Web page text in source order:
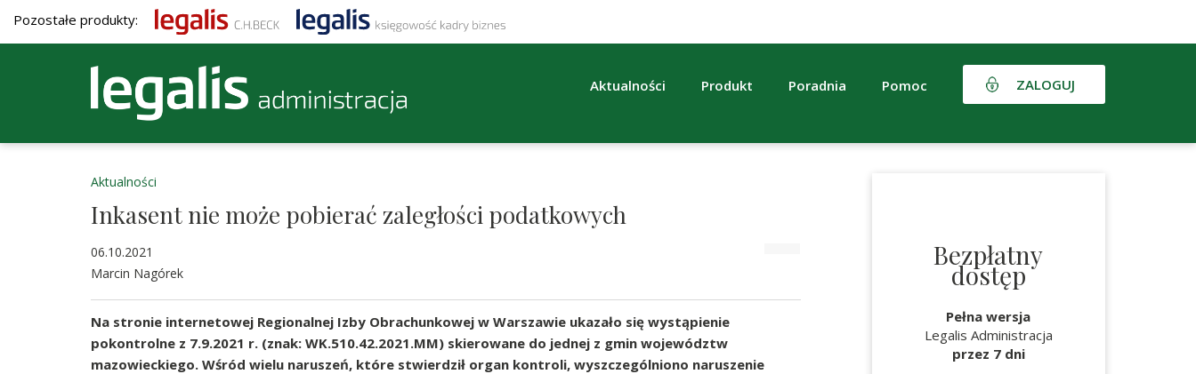
Pozostałe produkty:
Aktualności Produkt Poradnia Pomoc ZALOGUJ
Aktualności
Inkasent nie może pobierać zaległości podatkowych
06.10.2021
Marcin Nagórek
Na stronie internetowej Regionalnej Izby Obrachunkowej w Warszawie ukazało się wystąpienie
pokontrolne z 7.9.2021 r. (znak: WK.510.42.2021.MM) skierowane do jednej z gmin województw
mazowieckiego. Wśród wielu naruszeń, które stwierdził organ kontroli, wyszczególniono naruszenie
Bezpłatny
dostęp
Pełna wersja
Legalis Administracja
przez 7 dni